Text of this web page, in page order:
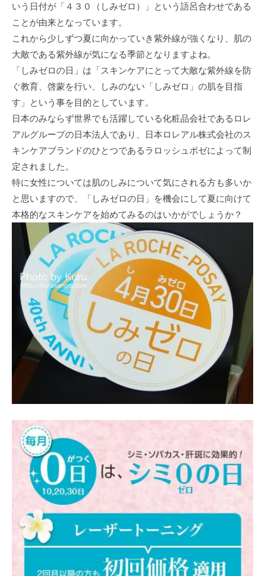
いう日付が「４３０（しみゼロ）」という語呂合わせである
ことが由来となっています。
これから少しずつ夏に向かっていき紫外線が強くなり、肌の
大敵である紫外線が気になる季節となりますよね。
「しみゼロの日」は「スキンケアにとって大敵な紫外線を防
ぐ教育、啓蒙を行い、しみのない「しみゼロ」の肌を目指
す」という事を目的としています。
日本のみならず世界でも活躍している化粧品会社であるロレ
アルグループの日本法人であり、日本ロレアル株式会社のス
キンケアブランドのひとつであるラロッシュポゼによって制
定されました。
特に女性については肌のしみについて気にされる方も多いか
と思いますので、「しみゼロの日」を機会にして夏に向けて
本格的なスキンケアを始めてみるのはいかがでしょうか？